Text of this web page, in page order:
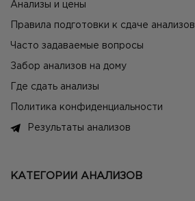
Анализы и цены
Правила подготовки к сдаче анализов
Часто задаваемые вопросы
Забор анализов на дому
Где сдать анализы
Политика конфиденциальности
Результаты анализов
КАТЕГОРИИ АНАЛИЗОВ